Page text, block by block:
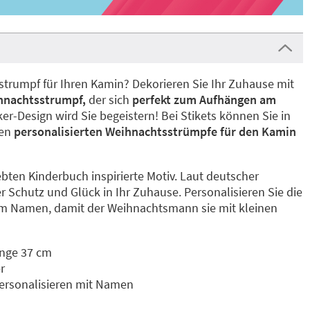
für Ihren Kamin? Dekorieren Sie Ihr Zuhause mit
der sich perfekt zum Aufhängen am
Design wird Sie begeistern! Bei Stikets können Sie in
personalisierten Weihnachtsstrümpfe für den Kamin
Kinderbuch inspirierte Motiv. Laut deutscher
Schutz und Glück in Ihr Zuhause. Personalisieren Sie die
Namen, damit der Weihnachtsmann sie mit kleinen
37 cm
mit Namen